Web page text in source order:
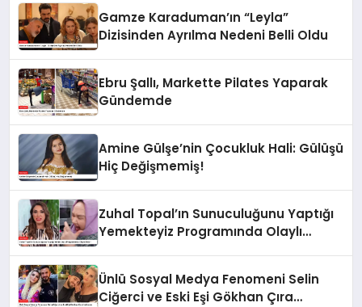
Gamze Karaduman’ın “Leyla”
Dizisinden Ayrılma Nedeni Belli Oldu
Ebru Şallı, Markette Pilates Yaparak
Gündemde
Amine Gülşe’nin Çocukluk Hali: Gülüşü
Hiç Değişmemiş!
Zuhal Topal’ın Sunuculuğunu Yaptığı
Yemekteyiz Programında Olaylı
Ünlü Sosyal Medya Fenomeni Selin
Ciğerci ve Eski Eşi Gökhan Çıra